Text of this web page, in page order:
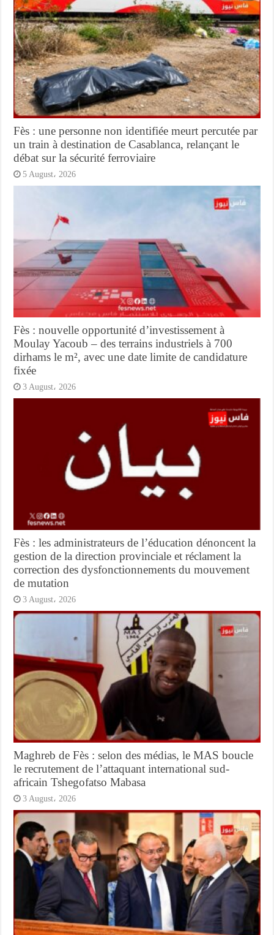
Fès : une personne non identifiée meurt percutée par
un train à destination de Casablanca, relançant le
débat sur la sécurité ferroviaire
5 August، 2026
Fès : nouvelle opportunité d’investissement à
Moulay Yacoub – des terrains industriels à 700
dirhams le m², avec une date limite de candidature
fixée
3 August، 2026
Fès : les administrateurs de l’éducation dénoncent la
gestion de la direction provinciale et réclament la
correction des dysfonctionnements du mouvement
de mutation
3 August، 2026
Maghreb de Fès : selon des médias, le MAS boucle
le recrutement de l’attaquant international sud-
africain Tshegofatso Mabasa
3 August، 2026